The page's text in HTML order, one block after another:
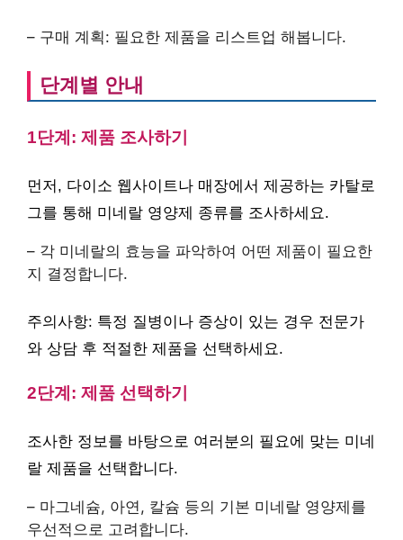
– 구매 계획: 필요한 제품을 리스트업 해봅니다.
단계별 안내
1단계: 제품 조사하기
먼저, 다이소 웹사이트나 매장에서 제공하는 카탈로
그를 통해 미네랄 영양제 종류를 조사하세요.
– 각 미네랄의 효능을 파악하여 어떤 제품이 필요한
지 결정합니다.
주의사항: 특정 질병이나 증상이 있는 경우 전문가
와 상담 후 적절한 제품을 선택하세요.
2단계: 제품 선택하기
조사한 정보를 바탕으로 여러분의 필요에 맞는 미네
랄 제품을 선택합니다.
– 마그네슘, 아연, 칼슘 등의 기본 미네랄 영양제를
우선적으로 고려합니다.